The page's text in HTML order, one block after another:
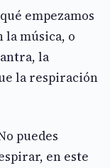
empezamos
la música, o
la
la respiración
puedes
en este